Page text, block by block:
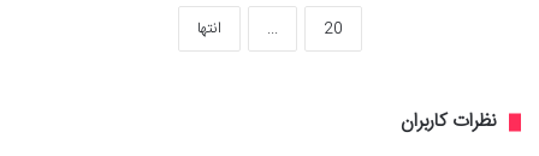
20
... انتها
نظرات کاربران